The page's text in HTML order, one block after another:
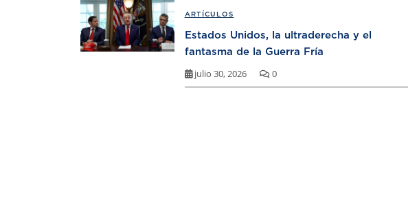
ARTÍCULOS
Estados Unidos, la ultraderecha y el
fantasma de la Guerra Fría
julio 30, 2026 0